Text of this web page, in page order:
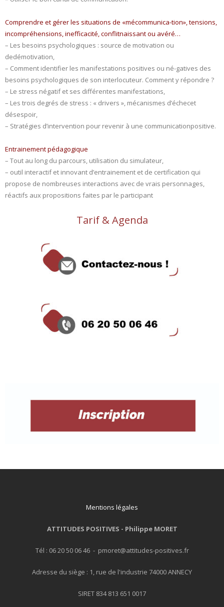
Comprendre et gérer les situations de «mécommunica-tion», tensions,
incompréhensions, inefficacité, conflitnaissant ou avéré…
– Les besoins psychologiques : source de motivation ou
dedémotivation,
– Comment identifier les manifestations positives ou né-gatives des
besoins psychologiques de son interlocuteur. Comment y répondre ?
– Le stress négatif et ses différentes manifestations,
– Les trois degrés de stress : « drivers », mécanismes d’échecet
désespoir,
– Stratégies d’intervention pour revenir à une communicationpositive.
Entrainement pédagogique
– Tout au long du parcours, utilisation du simulateur,
– outil interactif et innovant d’entrainement et de certification qui
propose de nombreuses interactions avec de vrais personnages,
réactifs aux propositions faites par le participant
Tarif & Agenda
Mentions légales
ATTITUDES POSITIVES - Philippe MORET
Tél : 06 20 50 06 46 - pmoret@attitudes-positives.fr
Adresse du siège : 1, rue de l'industrie 74000 ANNECY
SIRET 834 813 651 0017